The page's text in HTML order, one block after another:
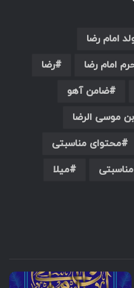
امام رضا
امام رضا
رضا
ضامن آهو
موسی الرضا
محتوای مناسبتی
مناسبتی
میلا